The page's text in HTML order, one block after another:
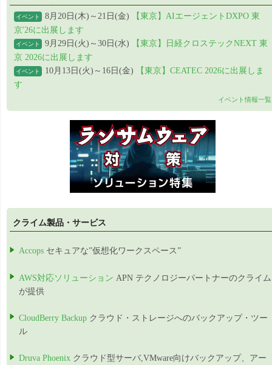
イベント 8月20日(木)～21日(金)
【東京】AIエージェントDXPO 東
京'26に出展します
イベント 9月29日(火)～30日(水)
【東京】日経クロステックNEXT 東
京 2026に出展します
イベント 10月13日(火)～16日(金)
【東京】CEATEC 2026に出展しま
す
イベント情報一覧
クライム製品・サービス
Accops セキュアな”仮想化ワークスペース”
AWS対応ソリューション APN テクノロジーパートナーのクライム
が提供
CloudBerry Backup クラウド・ストレージへのバックアップ・ツー
ル
Druva Phoenix クラウド型サーバ,VMware向けバックアップ、アー